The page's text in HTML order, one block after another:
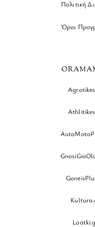
Πολιτική
Όροι